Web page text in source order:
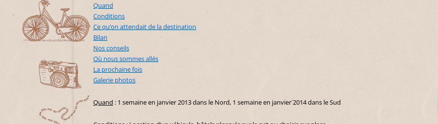
Quand
Conditions
Ce qu’on attendait de la destination
Bilan
Nos conseils
Où nous sommes allés
La prochaine fois
Galerie photos
Quand : 1 semaine en janvier 2013 dans le Nord, 1 semaine en janvier 2014 dans le Sud